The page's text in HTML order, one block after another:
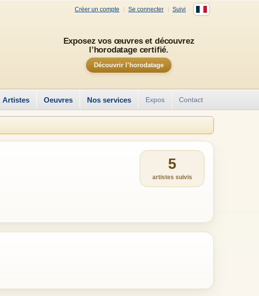
Créer un compte Se connecter Suivi
Exposez vos œuvres et découvrez
l’horodatage certifié.
Découvrir l’horodatage
Artistes Oeuvres Nos services Expos Contact
5
artistes suivis